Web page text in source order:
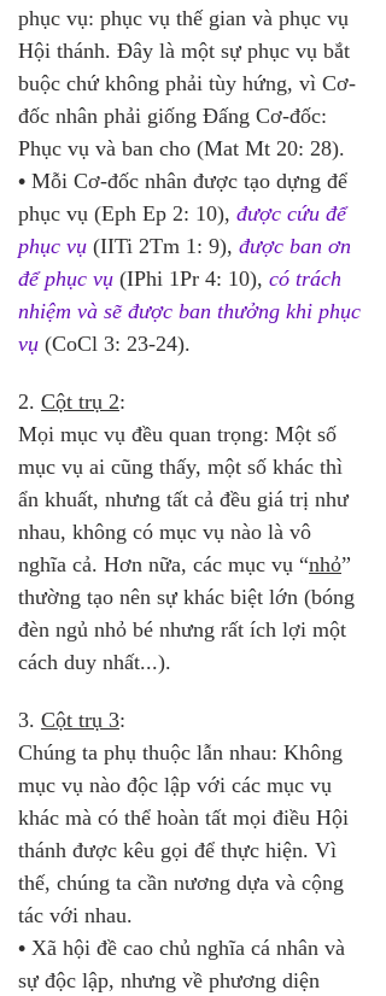
phục vụ: phục vụ thế gian và phục vụ
Hội thánh. Đây là một sự phục vụ bắt
buộc chứ không phải tùy hứng, vì Cơ-
đốc nhân phải giống Đấng Cơ-đốc:
Phục vụ và ban cho (Mat Mt 20: 28).
• Mỗi Cơ-đốc nhân được tạo dựng để
phục vụ (Eph Ep 2: 10), được cứu để
phục vụ (IITi 2Tm 1: 9), được ban ơn
để phục vụ (IPhi 1Pr 4: 10), có trách
nhiệm và sẽ được ban thưởng khi phục
vụ (CoCl 3: 23-24).
2. Cột trụ 2:
Mọi mục vụ đều quan trọng: Một số
mục vụ ai cũng thấy, một số khác thì
ẩn khuất, nhưng tất cả đều giá trị như
nhau, không có mục vụ nào là vô
nghĩa cả. Hơn nữa, các mục vụ “nhỏ”
thường tạo nên sự khác biệt lớn (bóng
đèn ngủ nhỏ bé nhưng rất ích lợi một
cách duy nhất...).
3. Cột trụ 3:
Chúng ta phụ thuộc lẫn nhau: Không
mục vụ nào độc lập với các mục vụ
khác mà có thể hoàn tất mọi điều Hội
thánh được kêu gọi để thực hiện. Vì
thế, chúng ta cần nương dựa và cộng
tác với nhau.
• Xã hội đề cao chủ nghĩa cá nhân và
sự độc lập, nhưng về phương diện